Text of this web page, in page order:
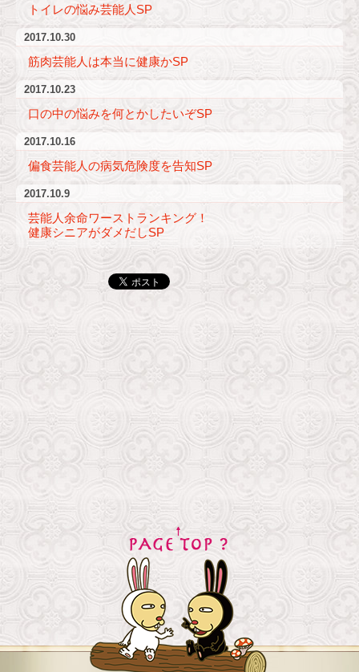
トイレの悩み芸能人SP
2017.10.30
筋肉芸能人は本当に健康かSP
2017.10.23
口の中の悩みを何とかしたいぞSP
2017.10.16
偏食芸能人の病気危険度を告知SP
2017.10.9
芸能人余命ワーストランキング！
健康シニアがダメだしSP